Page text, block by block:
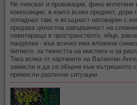
Не липсват и провокации, фино вплетени
композиции, в които всеки предмет, дори
попаднал там, е всъщност натоварен с
придава цялостна завършеност на
левитираща в пространството, яйце,
панделка - във всичко има вложена
битието, за тежестта на мислите и за
Така всяка от картините на Валентин
замисли и да се обърне към вътрешното
премисли различни ситуации.